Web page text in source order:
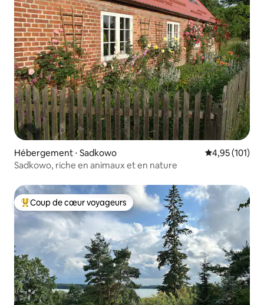
Hébergement ⋅ Sadkowo Évaluation
4,95 (101)
Sadkowo, riche en animaux et en nature
Coups de cœur voyageurs les plus appréciés
Coup de cœur voyageurs